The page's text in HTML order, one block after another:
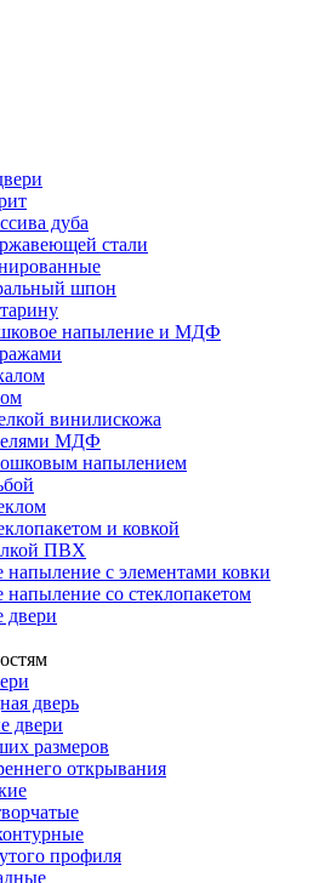
дуба
стали
шпон
напыление и МДФ
винилискожа
МДФ
напылением
и ковкой
ПВХ
с элементами ковки
со стеклопакетом
двери
дверь
двери
размеров
открывания
профиля